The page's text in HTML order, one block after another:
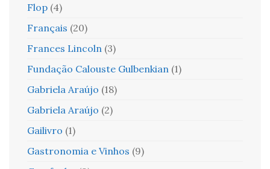
Flop (4)
Français (20)
Frances Lincoln (3)
Fundação Calouste Gulbenkian (1)
Gabriela Araújo (18)
Gabriela Araújo (2)
Gailivro (1)
Gastronomia e Vinhos (9)